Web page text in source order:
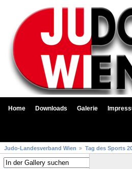
Home Downloads Galerie
Judo-Landesverband Wien Tag des Sports